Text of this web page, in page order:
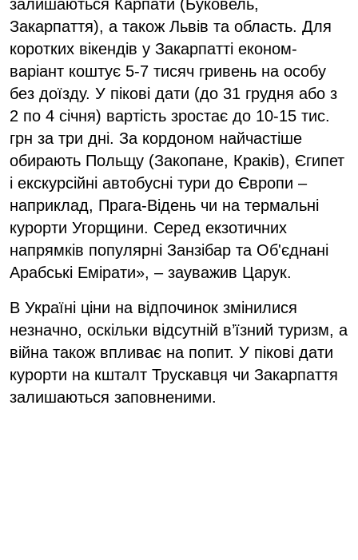
залишаються Карпати (Буковель,
Закарпаття), а також Львів та область. Для
коротких вікендів у Закарпатті економ-
варіант коштує 5-7 тисяч гривень на особу
без доїзду. У пікові дати (до 31 грудня або з
2 по 4 січня) вартість зростає до 10-15 тис.
грн за три дні. За кордоном найчастіше
обирають Польщу (Закопане, Краків), Єгипет
і екскурсійні автобусні тури до Європи –
наприклад, Прага-Відень чи на термальні
курорти Угорщини. Серед екзотичних
напрямків популярні Занзібар та Об'єднані
Арабські Емірати», – зауважив Царук.
В Україні ціни на відпочинок змінилися
незначно, оскільки відсутній в’їзний туризм, а
війна також впливає на попит. У пікові дати
курорти на кшталт Трускавця чи Закарпаття
залишаються заповненими.